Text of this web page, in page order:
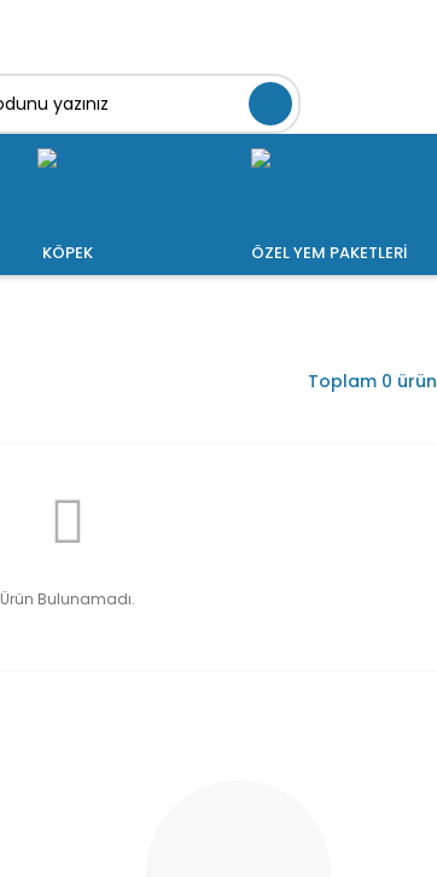
KÖPEK ÖZEL YEM PAKETLERİ
Toplam 0 ürün
Ürün Bulunamadı.